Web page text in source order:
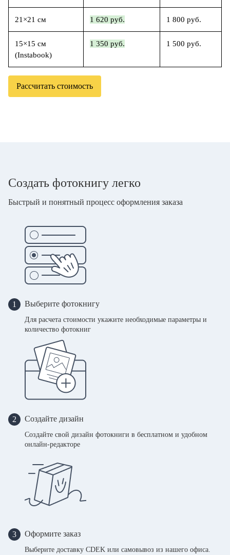
21×21 см 1 620 руб. 1 800 руб.
15×15 см
(Instabook)
1 350 руб. 1 500 руб.
Рассчитать стоимость
Создать фотокнигу легко
Быстрый и понятный процесс оформления заказа
1 Выберите фотокнигу
Для расчета стоимости укажите необходимые параметры и
количество фотокниг
2 Создайте дизайн
Создайте свой дизайн фотокниги в бесплатном и удобном
онлайн-редакторе
3 Оформите заказ
Выберите доставку CDEK или самовывоз из нашего офиса.